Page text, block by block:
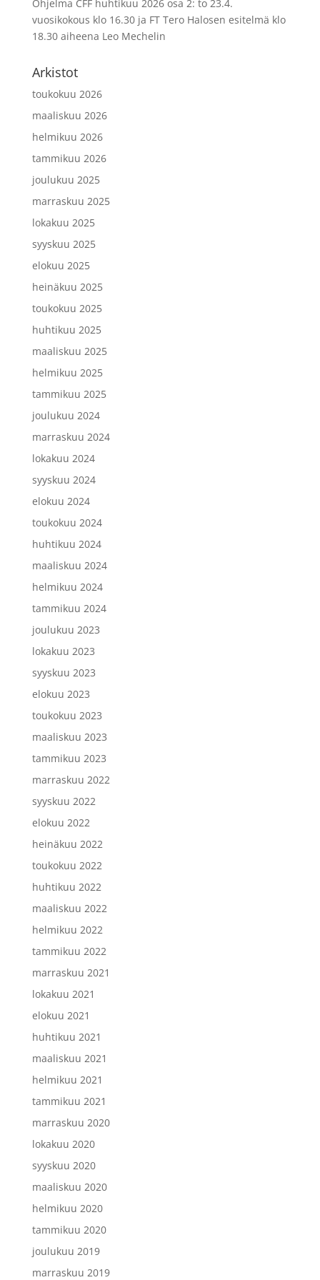
Ohjelma CFF huhtikuu 2026 osa 2: to 23.4.
vuosikokous klo 16.30 ja FT Tero Halosen esitelmä klo
18.30 aiheena Leo Mechelin
Arkistot
toukokuu 2026
maaliskuu 2026
helmikuu 2026
tammikuu 2026
joulukuu 2025
marraskuu 2025
lokakuu 2025
syyskuu 2025
elokuu 2025
heinäkuu 2025
toukokuu 2025
huhtikuu 2025
maaliskuu 2025
helmikuu 2025
tammikuu 2025
joulukuu 2024
marraskuu 2024
lokakuu 2024
syyskuu 2024
elokuu 2024
toukokuu 2024
huhtikuu 2024
maaliskuu 2024
helmikuu 2024
tammikuu 2024
joulukuu 2023
lokakuu 2023
syyskuu 2023
elokuu 2023
toukokuu 2023
maaliskuu 2023
tammikuu 2023
marraskuu 2022
syyskuu 2022
elokuu 2022
heinäkuu 2022
toukokuu 2022
huhtikuu 2022
maaliskuu 2022
helmikuu 2022
tammikuu 2022
marraskuu 2021
lokakuu 2021
elokuu 2021
huhtikuu 2021
maaliskuu 2021
helmikuu 2021
tammikuu 2021
marraskuu 2020
lokakuu 2020
syyskuu 2020
maaliskuu 2020
helmikuu 2020
tammikuu 2020
joulukuu 2019
marraskuu 2019